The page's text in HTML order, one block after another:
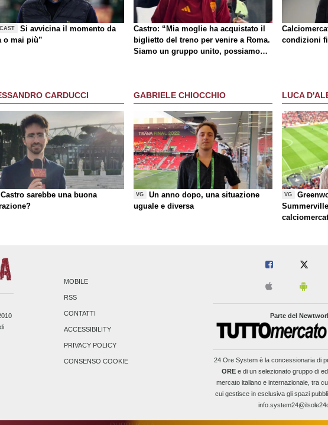
Si avvicina il momento da
o mai più”
Castro: “Mia moglie ha acquistato il
biglietto del treno per venire a Roma.
Siamo un gruppo unito, possiamo
condizioni
CARDUCCI
Castro sarebbe una buona
GABRIELE CHIOCCHIO
VG
Un anno dopo, una situazione
uguale e diversa
LUCA
VG
MOBILE
RSS
CONTATTI
ACCESSIBILITY
PRIVACY POLICY
CONSENSO COOKIE
Parte del
24 Ore Systemè la concessionaria di
OREe di un selezionato gruppo di
mercato italiano e internazionale, tra
cui gestisce in esclusiva gli spazi